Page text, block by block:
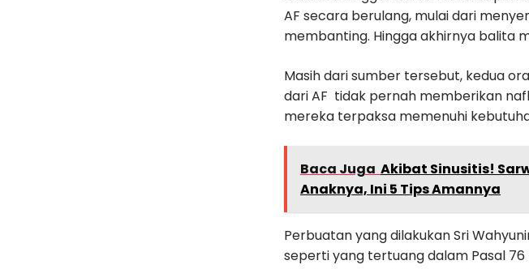
AF secara berulang, mulai dari
membanting. Hingga akhirnya balita
Masih dari sumber tersebut, kedua
dari AF tidak pernah memberikan
mereka terpaksa memenuhi
Baca Juga Akibat Sinusitis!
Anaknya, Ini 5 Tips Amannya
Perbuatan yang dilakukan Sri
seperti yang tertuang dalam Pasal 76